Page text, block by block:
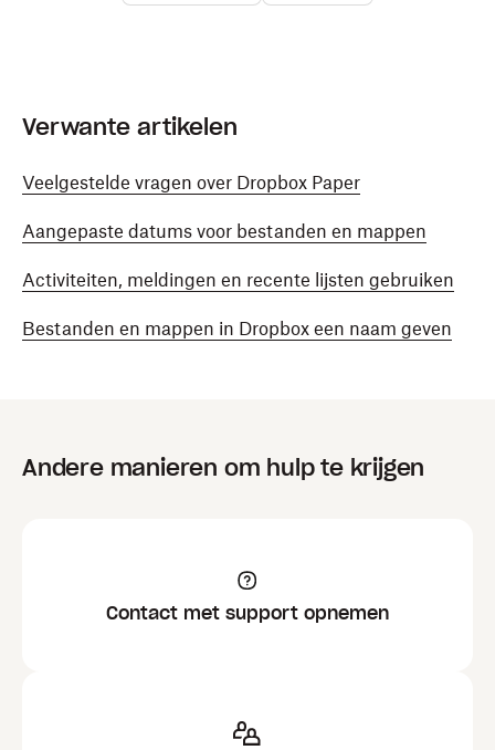
Verwante artikelen
Veelgestelde vragen over Dropbox Paper
Aangepaste datums voor bestanden en mappen
Activiteiten, meldingen en recente lijsten gebruiken
Bestanden en mappen in Dropbox een naam geven
Andere manieren om hulp te krijgen
Contact met support opnemen